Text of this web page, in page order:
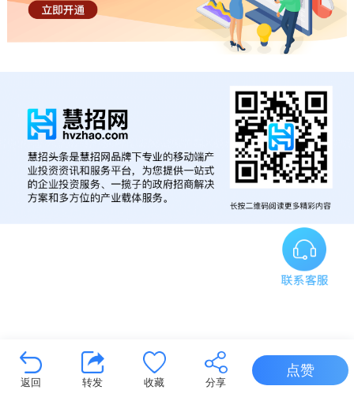
返回 转发 收藏 分享
点赞